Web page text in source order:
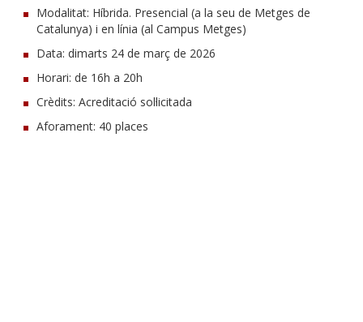
Modalitat: Híbrida. Presencial (a la seu de Metges de
Catalunya) i en línia (al Campus Metges)
Data: dimarts 24 de març de 2026
Horari: de 16h a 20h
Crèdits: Acreditació sol·licitada
Aforament: 40 places